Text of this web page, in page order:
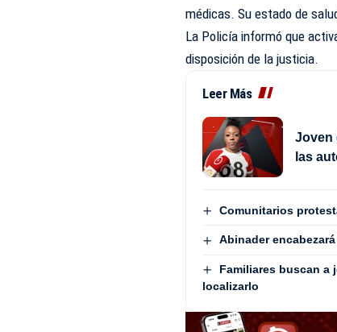
médicas. Su estado de
La Policía informó que
disposición de la justicia.
Leer Más
Joven
las
Comunitarios
Abinader
Familiares buscan a
localizarlo